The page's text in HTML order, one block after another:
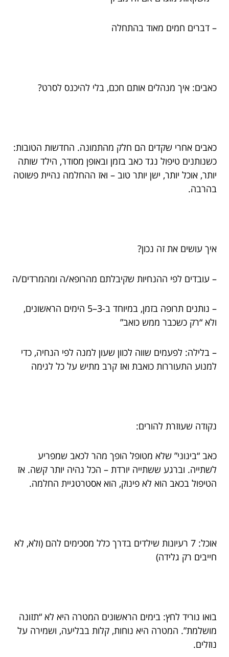
– דברים חמים מאוד בהתחלה
כאבים: איך מנהלים אותם חכם, בלי להיכנס לסרט?
כאבים אחרי שקדים הם חלק מהתמונה. החדשות הטובות:
כשנותנים טיפול נגד כאב בזמן ובאופן מסודר, הילד שותה
יותר, אוכל יותר, ישן יותר טוב – ואז ההחלמה נהיית פשוטה
בהרבה.
איך עושים את זה נכון?
– עובדים לפי ההנחיות שקיבלתם מהרופא/ה ומהמרדים/ה
– נותנים תרופה בזמן, במיוחד ב-3–5 הימים הראשונים,
ולא “רק כשכבר ממש כואב”
– בלילה: לפעמים שווה לכוון שעון למנה לפי הנחיה, כדי
למנוע התעוררות כואבת ואז קרב מתיש על כל לגימה
נקודה שעוזרת להורים:
כאב “בינוני” שלא מטופל הופך מהר לכאב שמפריע
לשתייה. וברגע ששתייה יורדת – הכל נהיה יותר קשה. אז
הטיפול בכאב הוא לא פינוק, הוא אסטרטגיית החלמה.
אוכל: 7 רעיונות שילדים בדרך כלל מסכימים להם (ולא, לא
חייבים רק גלידה)
בואו נוריד לחץ: בימים הראשונים המטרה היא לא “תזונה
מושלמת”. המטרה היא נוחות, קלות בבליעה, ושמירה על
נוזלים.